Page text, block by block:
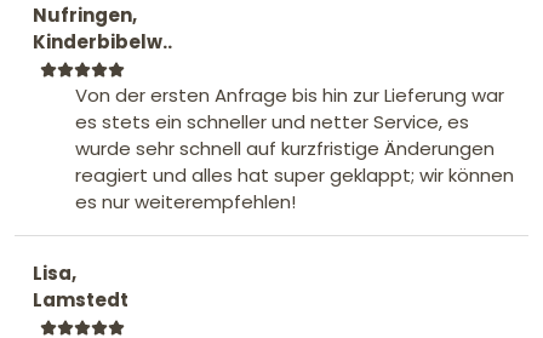
Nufringen,
Kinderbibelw..
Von der ersten Anfrage bis hin zur Lieferung war
es stets ein schneller und netter Service, es
wurde sehr schnell auf kurzfristige Änderungen
reagiert und alles hat super geklappt; wir können
es nur weiterempfehlen!
Lisa,
Lamstedt